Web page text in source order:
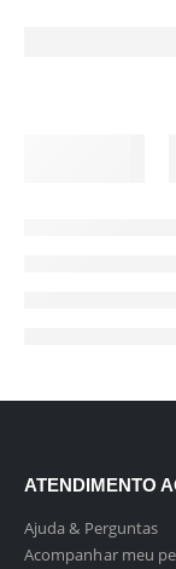
ATENDIMENTO
Ajuda & Perguntas
Acompanhar meu